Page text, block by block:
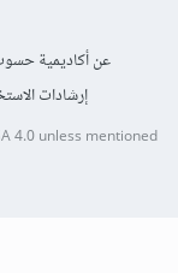
عن أكاديمية
إرشادات
4.0unless mentioned